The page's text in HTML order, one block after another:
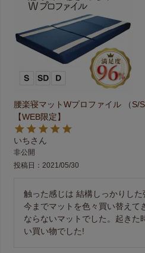
腰楽寝マットWプロファイル （S/
【WEB限定】
いち
非公開
投稿日
2021/05/30
触った感じは 結構しっかりした
今までマットを色々買い替えて
ならないマットでした。起きた
い買い物でした!